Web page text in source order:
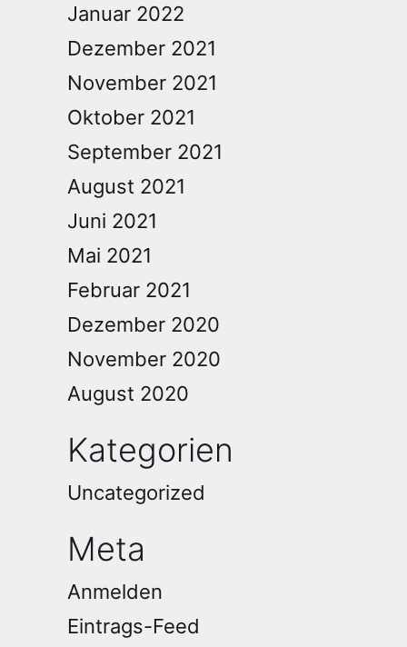
Januar 2022
Dezember 2021
November 2021
Oktober 2021
September 2021
August 2021
Juni 2021
Mai 2021
Februar 2021
Dezember 2020
November 2020
August 2020
Kategorien
Uncategorized
Meta
Anmelden
Eintrags-Feed